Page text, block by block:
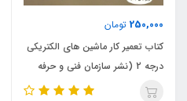
250,000 تومان
کتاب تعمیر کار ماشین های الکتریکی
درجه 2 (نشر سازمان فنی و حرفه
ای)